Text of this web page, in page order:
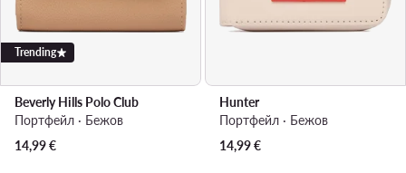
Trending
Beverly Hills Polo Club
Портфейл · Бежов
14,99€
Hunter
Портфейл · Бежов
14,99€